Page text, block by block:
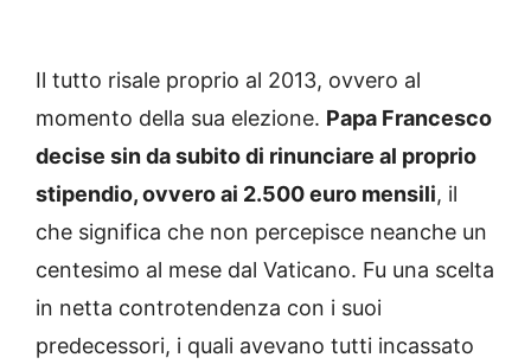
Il tutto risale proprio al 2013, ovvero al
momento della sua elezione. Papa Francesco
decise sin da subito di rinunciare al proprio
stipendio, ovvero ai 2.500 euro mensili, il
che significa che non percepisce neanche un
centesimo al mese dal Vaticano. Fu una scelta
in netta controtendenza con i suoi
predecessori, i quali avevano tutti incassato